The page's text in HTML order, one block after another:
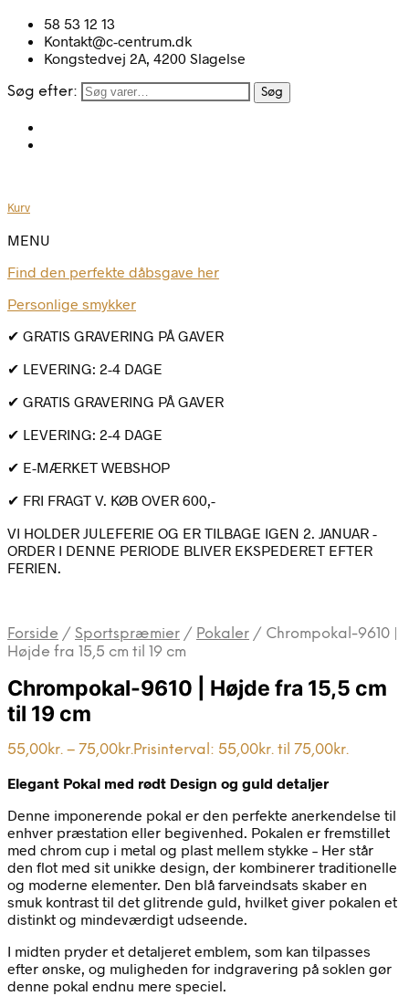
58 53 12 13
Kontakt@c-centrum.dk
Kongstedvej 2A, 4200 Slagelse
Søg efter: Søg
Kurv
MENU
Find den perfekte dåbsgave her
Personlige smykker
✔ GRATIS GRAVERING PÅ GAVER
✔ LEVERING: 2-4 DAGE
✔ GRATIS GRAVERING PÅ GAVER
✔ LEVERING: 2-4 DAGE
✔ E-MÆRKET WEBSHOP
✔ FRI FRAGT V. KØB OVER 600,-
VI HOLDER JULEFERIE OG ER TILBAGE IGEN 2. JANUAR -
ORDER I DENNE PERIODE BLIVER EKSPEDERET EFTER
FERIEN.
Forside / Sportspræmier / Pokaler / Chrompokal-9610 |
Højde fra 15,5 cm til 19 cm
Chrompokal-9610 | Højde fra 15,5 cm
til 19 cm
55,00kr. – 75,00kr.Prisinterval: 55,00kr. til 75,00kr.
Elegant Pokal med rødt Design og guld detaljer
Denne imponerende pokal er den perfekte anerkendelse til
enhver præstation eller begivenhed. Pokalen er fremstillet
med chrom cup i metal og plast mellem stykke – Her står
den flot med sit unikke design, der kombinerer traditionelle
og moderne elementer. Den blå farveindsats skaber en
smuk kontrast til det glitrende guld, hvilket giver pokalen et
distinkt og mindeværdigt udseende.
I midten pryder et detaljeret emblem, som kan tilpasses
efter ønske, og muligheden for indgravering på soklen gør
denne pokal endnu mere speciel.